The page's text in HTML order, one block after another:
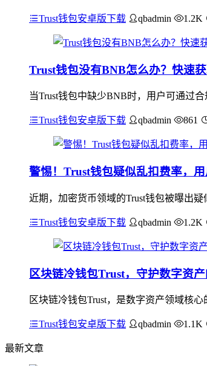
Trust钱包安卓版下载 qbadmin 1.2K
Trust钱包没有BNB怎么办？快速
当Trust钱包中缺少BNB时，用户可通过
Trust钱包安卓版下载 qbadmin 861
警惕！Trust钱包疑似乱扣费率，
近期，加密货币领域的Trust钱包被曝出
Trust钱包安卓版下载 qbadmin 1.2K
区块链冷钱包Trust，守护数字资
区块链冷钱包Trust，是数字资产领域核
Trust钱包安卓版下载 qbadmin 1.1K
最新文章